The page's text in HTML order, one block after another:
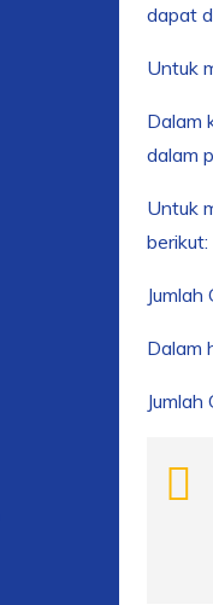
dapat
Untuk
Dalam
dalam
Untuk
berikut:
Dalam